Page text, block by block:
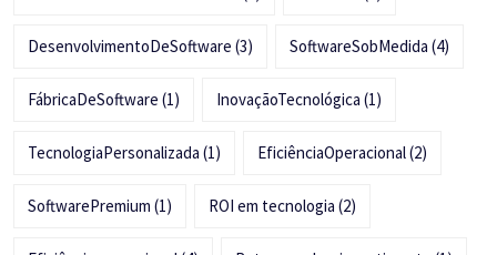
DesenvolvimentoDeSoftware (3) SoftwareSobMedida (4)
FábricaDeSoftware (1) InovaçãoTecnológica (1)
TecnologiaPersonalizada (1) EficiênciaOperacional(2)
SoftwarePremium (1) ROI em tecnologia (2)